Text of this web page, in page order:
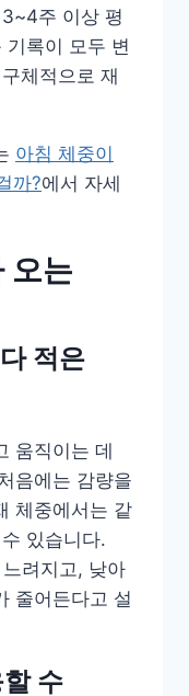
주 이상 평
기록이 모두 변
체적으로 재
아침 체중이
까?에서 자세
오는
적은
움직이는 데
음에는 감량을
체중에서는 같
있습니다.
려지고, 낮아
줄어든다고 설
수